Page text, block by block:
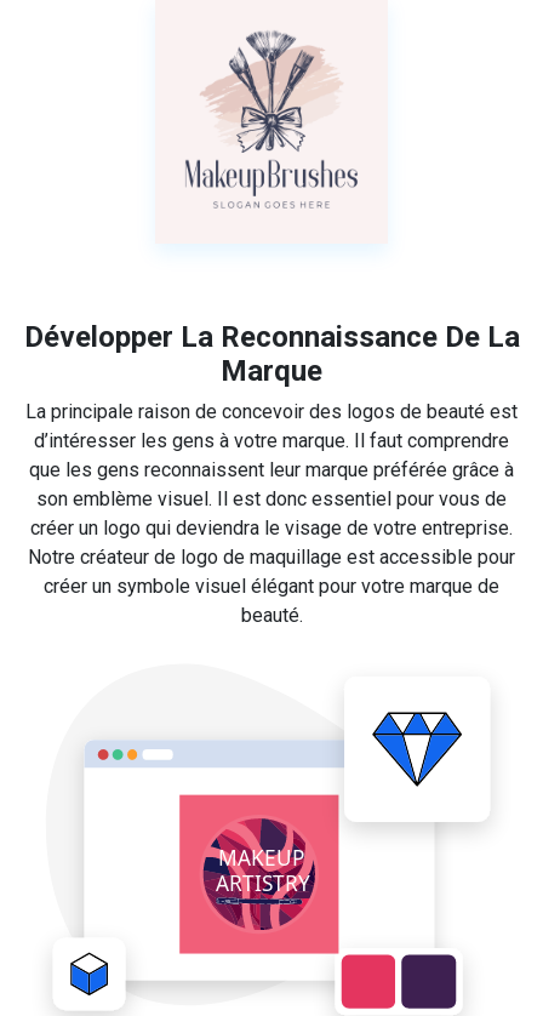
Développer La Reconnaissance De La
Marque
La principale raison de concevoir des logos de beauté est
d’intéresser les gens à votre marque. Il faut comprendre
que les gens reconnaissent leur marque préférée grâce à
son emblème visuel. Il est donc essentiel pour vous de
créer un logo qui deviendra le visage de votre entreprise.
Notre créateur de logo de maquillage est accessible pour
créer un symbole visuel élégant pour votre marque de
beauté.